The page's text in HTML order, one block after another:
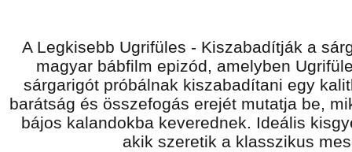
A Legkisebb Ugrifüles - Kiszabadítják a
magyar bábfilm epizód, amelyben
sárgarigót próbálnak kiszabadítani egy
barátság és összefogás erejét mutatja be,
bájos kalandokba keverednek. Ideális
akik szeretik a klasszikus